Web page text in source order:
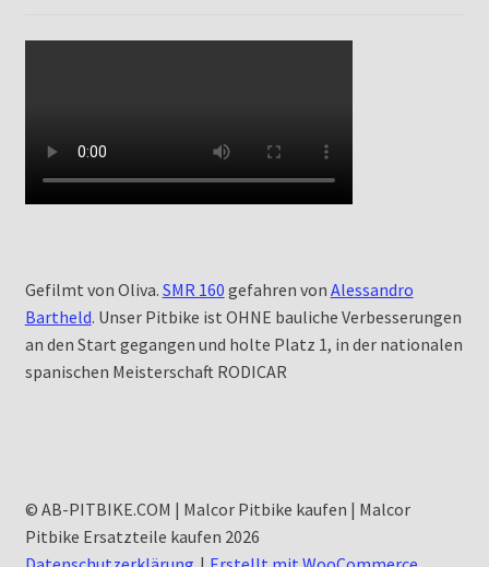
Gefilmt von Oliva. SMR 160 gefahren von Alessandro
Bartheld. Unser Pitbike ist OHNE bauliche Verbesserungen
an den Start gegangen und holte Platz 1, in der nationalen
spanischen Meisterschaft RODICAR
© AB-PITBIKE.COM | Malcor Pitbike kaufen | Malcor
Pitbike Ersatzteile kaufen 2026